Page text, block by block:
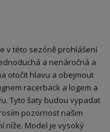
v této sezóně prohlášení
a nenáročná a
otočit hlavu a obejmout
racerback a logem a
Tyto šaty budou vypadat
pozornost našim
níže. Model je vysoký